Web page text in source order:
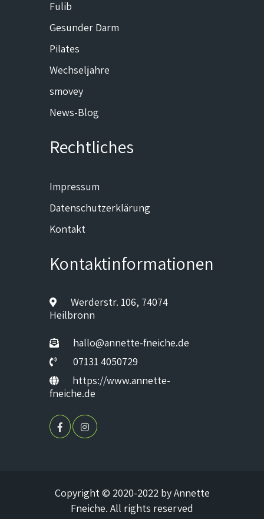
Fulib
Gesunder Darm
Pilates
Wechseljahre
smovey
News-Blog
Rechtliches
Impressum
Datenschutzerklärung
Kontakt
Kontaktinformationen
Werderstr. 106, 74074
Heilbronn
hallo@annette-fneiche.de
07131 4050729
https://www.annette-
fneiche.de
Copyright © 2020-2022 by Annette
Fneiche. All rights reserved